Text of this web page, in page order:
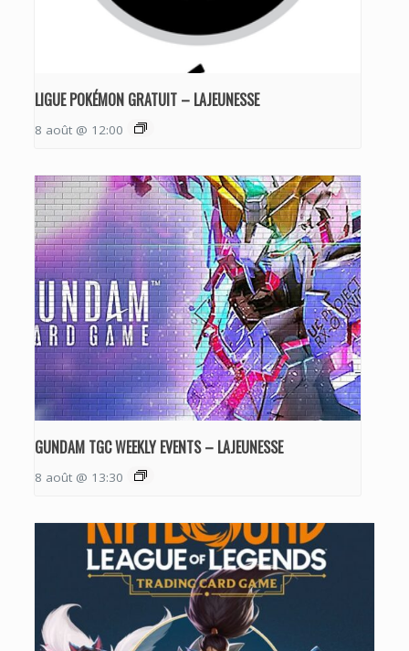
LIGUE POKÉMON GRATUIT – LAJEUNESSE
8 août @ 12:00
GUNDAM TGC WEEKLY EVENTS – LAJEUNESSE
8 août @ 13:30